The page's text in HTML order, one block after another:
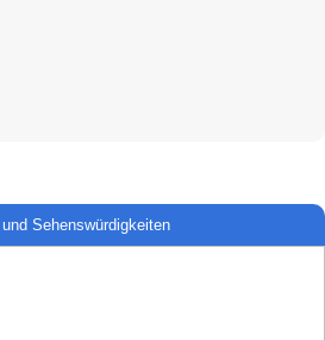
Sehenswürdigkeiten